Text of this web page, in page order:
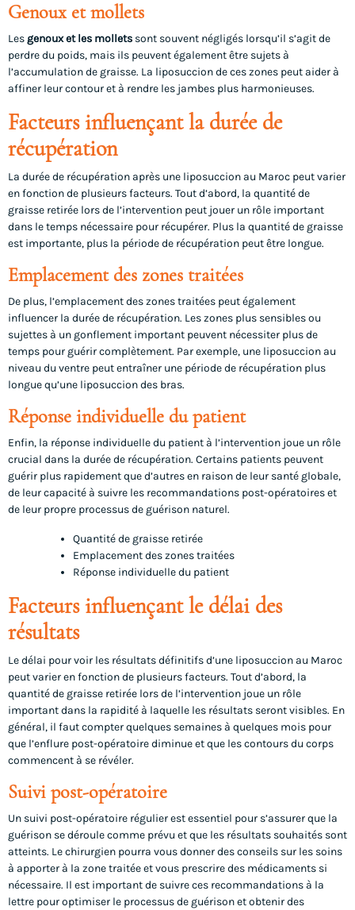
Genoux et mollets
Les genoux et les mollets sont souvent négligés lorsqu’il s’agit de
perdre du poids, mais ils peuvent également être sujets à
l’accumulation de graisse. La liposuccion de ces zones peut aider à
affiner leur contour et à rendre les jambes plus harmonieuses.
Facteurs influençant la durée de
récupération
La durée de récupération après une liposuccion au Maroc peut varier
en fonction de plusieurs facteurs. Tout d’abord, la quantité de
graisse retirée lors de l’intervention peut jouer un rôle important
dans le temps nécessaire pour récupérer. Plus la quantité de graisse
est importante, plus la période de récupération peut être longue.
Emplacement des zones traitées
De plus, l’emplacement des zones traitées peut également
influencer la durée de récupération. Les zones plus sensibles ou
sujettes à un gonflement important peuvent nécessiter plus de
temps pour guérir complètement. Par exemple, une liposuccion au
niveau du ventre peut entraîner une période de récupération plus
longue qu’une liposuccion des bras.
Réponse individuelle du patient
Enfin, la réponse individuelle du patient à l’intervention joue un rôle
crucial dans la durée de récupération. Certains patients peuvent
guérir plus rapidement que d’autres en raison de leur santé globale,
de leur capacité à suivre les recommandations post-opératoires et
de leur propre processus de guérison naturel.
Quantité de graisse retirée
Emplacement des zones traitées
Réponse individuelle du patient
Facteurs influençant le délai des
résultats
Le délai pour voir les résultats définitifs d’une liposuccion au Maroc
peut varier en fonction de plusieurs facteurs. Tout d’abord, la
quantité de graisse retirée lors de l’intervention joue un rôle
important dans la rapidité à laquelle les résultats seront visibles. En
général, il faut compter quelques semaines à quelques mois pour
que l’enflure post-opératoire diminue et que les contours du corps
commencent à se révéler.
Suivi post-opératoire
Un suivi post-opératoire régulier est essentiel pour s’assurer que la
guérison se déroule comme prévu et que les résultats souhaités sont
atteints. Le chirurgien pourra vous donner des conseils sur les soins
à apporter à la zone traitée et vous prescrire des médicaments si
nécessaire. Il est important de suivre ces recommandations à la
lettre pour optimiser le processus de guérison et obtenir des